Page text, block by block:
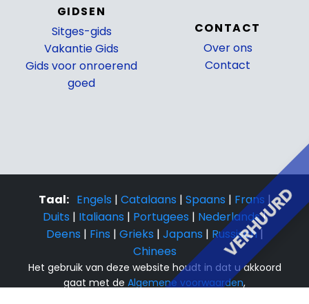
VERHUURD
GIDSEN
Sitges-gids
Vakantie Gids
Gids voor onroerend
goed
CONTACT
Over ons
Contact
Taal: Engels | Catalaans | Spaans | Frans |
Duits | Italiaans | Portugees | Nederlands|
Deens | Fins | Grieks | Japans | Russisch|
Chinees
Het gebruik van deze website houdt in dat u akkoord
gaat met de Algemene voorwaarden,